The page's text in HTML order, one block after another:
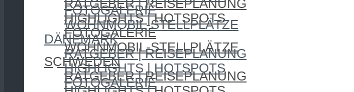
RATGEBER | REISEPLANUNG
HIGHLIGHTS | HOTSPOTS
FOTOGALERIE
WOHNMOBIL-STELLPLÄTZE
SCHWEDEN
RATGEBER | REISEPLANUNG
FOTOGALERIE
WOHNMOBIL-STELLPLÄTZE
DÄNEMARK
RATGEBER | REISEPLANUNG
HIGHLIGHTS | HOTSPOTS
FOTOGALERIE